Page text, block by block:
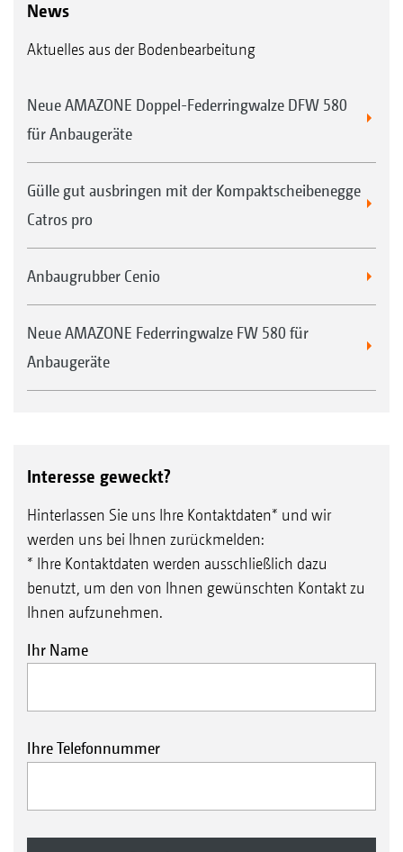
News
Aktuelles aus der Bodenbearbeitung
Neue AMAZONE Doppel-Federringwalze DFW 580
für Anbaugeräte
Gülle gut ausbringen mit der Kompaktscheibenegge
Catros pro
Anbaugrubber Cenio
Neue AMAZONE Federringwalze FW 580 für
Anbaugeräte
Interesse geweckt?
Hinterlassen Sie uns Ihre Kontaktdaten* und wir
werden uns bei Ihnen zurückmelden:
* Ihre Kontaktdaten werden ausschließlich dazu
benutzt, um den von Ihnen gewünschten Kontakt zu
Ihnen aufzunehmen.
Ihr Name
Ihre Telefonnummer